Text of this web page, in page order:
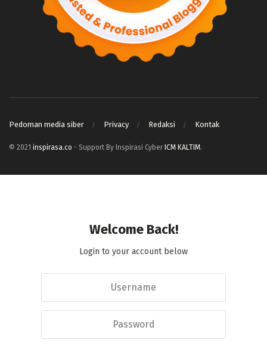
Pedoman media siber Privacy Redaksi Kontak
© 2021 inspirasa.co - Support By Inspirasi Cyber ICM KALTIM.
Welcome Back!
Login to your account below